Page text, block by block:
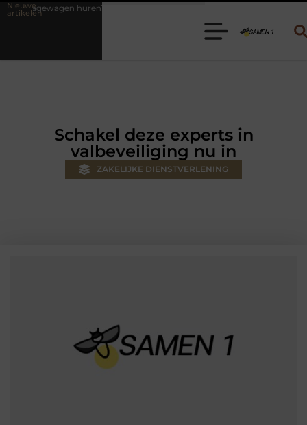
Nieuwe
artikelenKies de juiste aanhanger voor jouw klus
Schakel deze experts in
valbeveiliging nu in
ZAKELIJKE DIENSTVERLENING